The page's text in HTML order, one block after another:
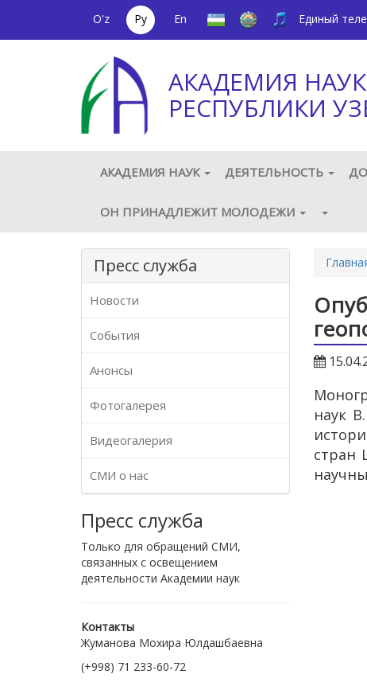
O'z Ру En Единый
АКАДЕМИЯ НАУК
РЕСПУБЛИКИ
АКАДЕМИЯ НАУК ДЕЯТЕЛЬНОСТЬ
ОН ПРИНАДЛЕЖИТ МОЛОДЕЖИ
Пресс служба
Новости
События
Анонсы
Фотогалерея
Видеогалерия
СМИ о нас
Пресс служба
Только для обращений СМИ,
связанных с освещением
деятельности Академии наук
Контакты
Жуманова Мохира Юлдашбаевна
(+998) 71 233-60-72
наук
стран